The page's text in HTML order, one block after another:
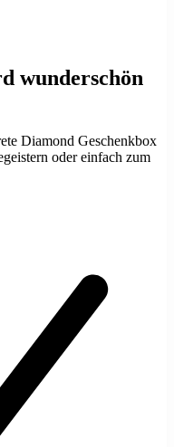
wunderschön
Diamond Geschenkbox
oder einfach zum